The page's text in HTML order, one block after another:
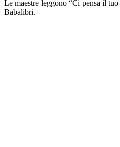
Le maestre leggono “Ci pensa il
Babalibri.